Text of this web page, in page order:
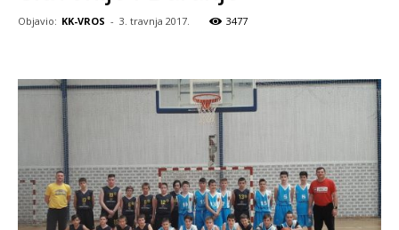
Objavio: KK-VROS - 3. travnja 2017. 3477